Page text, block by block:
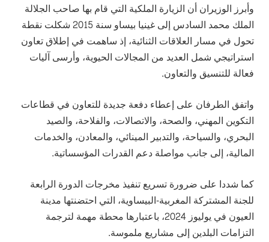
وأبرز الوزيران أن الزيارة الملكية التي قام بها صاحب الجلالة
الملك محمد السادس إلى غينيا بيساو سنة 2015 شكلت نقطة
تحول في مسار العلاقات الثنائية، إذ ساهمت في إطلاق تعاون
استراتيجي شمل العديد من المجالات الحيوية، وأرسى آليات
فعالة للتنسيق والتعاون.
واتفق الطرفان على إعطاء دفعة جديدة للتعاون في قطاعات
التكوين المهني، والصحة، والاتصالات، والفلاحة، والصيد
البحري، والسياحة، والتدبير المينائي، والمعادن، والخدمات
المالية، إلى جانب مواصلة دعم القدرات المؤسساتية.
كما شددا على ضرورة تسريع تنفيذ مخرجات الدورة الرابعة
للجنة المشتركة المغربية-البيساوية، التي احتضنتها مدينة
العيون في يوليوز 2024، باعتبارها محطة مهمة لترجمة
التزامات البلدين إلى مشاريع ملموسة.